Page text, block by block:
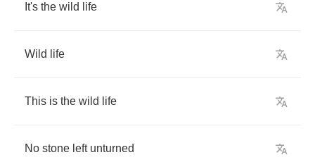
It's the wild life
Wild life
This is the wild life
No stone left unturned